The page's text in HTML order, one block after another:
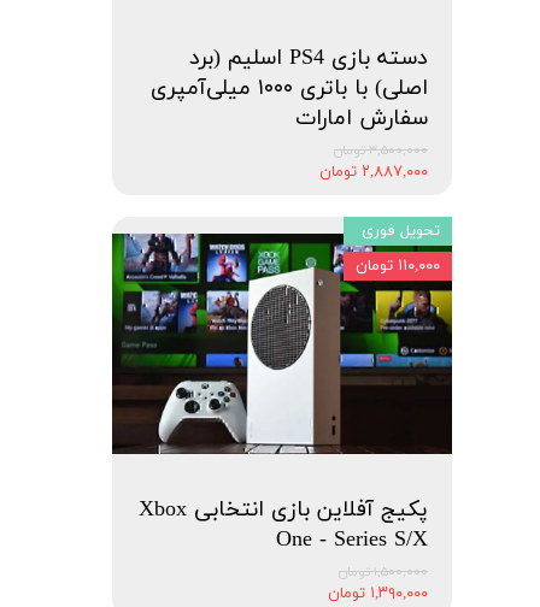
دسته بازی PS4 اسلیم (برد
اصلی) با باتری ۱۰۰۰ میلی‌آمپری
سفارش امارات
۳,۵۰۰,۰۰۰ تومان
۲,۸۸۷,۰۰۰ تومان
پکیج آفلاین بازی انتخابی Xbox
One - Series S/X
۱,۵۰۰,۰۰۰ تومان
۱,۳۹۰,۰۰۰ تومان
تحویل فوری
۱۱۰,۰۰۰ تومان